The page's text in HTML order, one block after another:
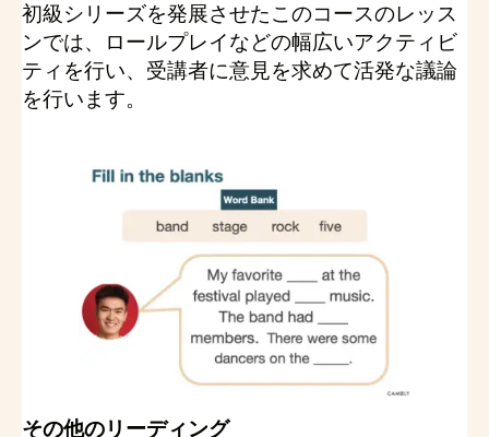
初級シリーズを発展させたこのコースのレッス
ンでは、ロールプレイなどの幅広いアクティビ
ティを行い、受講者に意見を求めて活発な議論
を行います。
その他のリーディング